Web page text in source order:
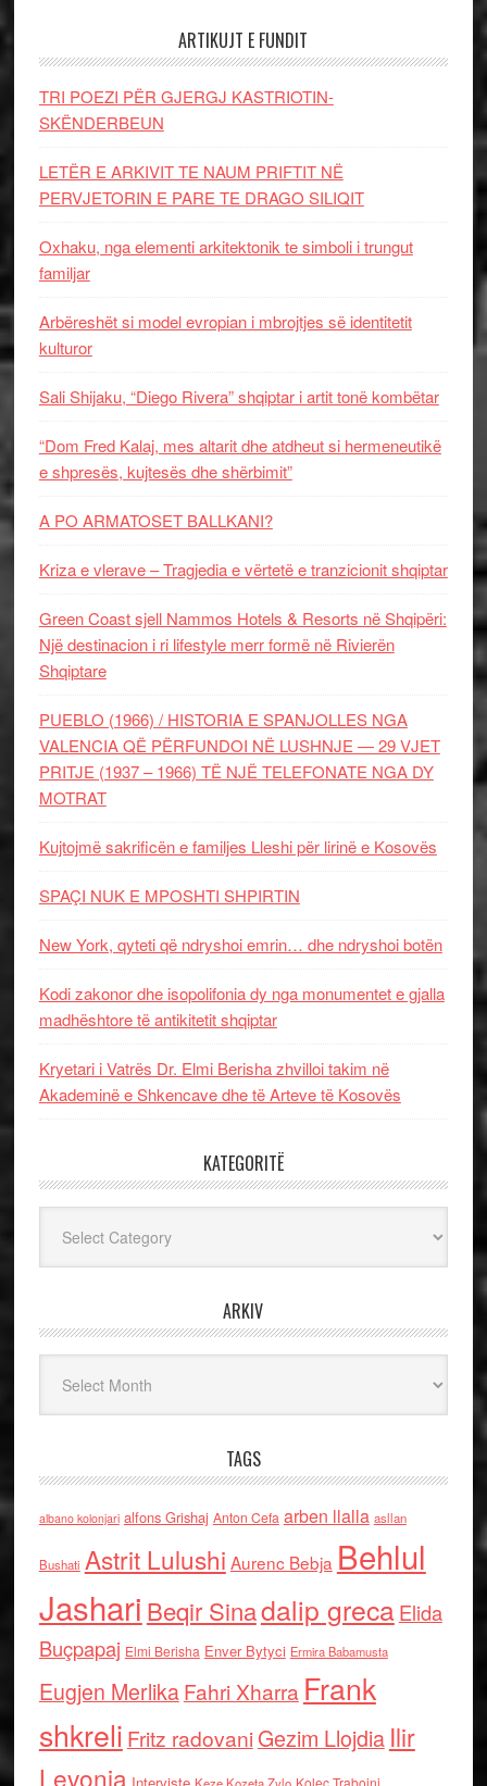
ARTIKUJT E FUNDIT
TRI POEZI PËR GJERGJ KASTRIOTIN-
SKËNDERBEUN
LETËR E ARKIVIT TE NAUM PRIFTIT NË
PERVJETORIN E PARE TE DRAGO SILIQIT
Oxhaku, nga elementi arkitektonik te simboli i trungut
familjar
Arbëreshët si model evropian i mbrojtjes së identitetit
kulturor
Sali Shijaku, “Diego Rivera” shqiptar i artit tonë kombëtar
“Dom Fred Kalaj, mes altarit dhe atdheut si hermeneutikë
e shpresës, kujtesës dhe shërbimit”
A PO ARMATOSET BALLKANI?
Kriza e vlerave – Tragjedia e vërtetë e tranzicionit shqiptar
Green Coast sjell Nammos Hotels & Resorts në Shqipëri:
Një destinacion i ri lifestyle merr formë në Rivierën
Shqiptare
PUEBLO (1966) / HISTORIA E SPANJOLLES NGA
VALENCIA QË PËRFUNDOI NË LUSHNJE — 29 VJET
PRITJE (1937 – 1966) TË NJË TELEFONATE NGA DY
MOTRAT
Kujtojmë sakrificën e familjes Lleshi për lirinë e Kosovës
SPAÇI NUK E MPOSHTI SHPIRTIN
New York, qyteti që ndryshoi emrin… dhe ndryshoi botën
Kodi zakonor dhe isopolifonia dy nga monumentet e gjalla
madhështore të antikitetit shqiptar
Kryetari i Vatrës Dr. Elmi Berisha zhvilloi takim në
Akademinë e Shkencave dhe të Arteve të Kosovës
KATEGORITË
ARKIV
TAGS
albano kolonjari alfons Grishaj Anton Cefa arben llalla asllan
Bushati Astrit Lulushi Aurenc Bebja Behlul
Jashari Beqir Sinadalip grecaElida
Buçpapaj Elmi Berisha Enver Bytyci Ermira Babamusta
Eugjen MerlikaFahri Xharra Frank
shkreli Fritz radovaniGezim Llojdia Ilir
Levonja
Kolec Traboini